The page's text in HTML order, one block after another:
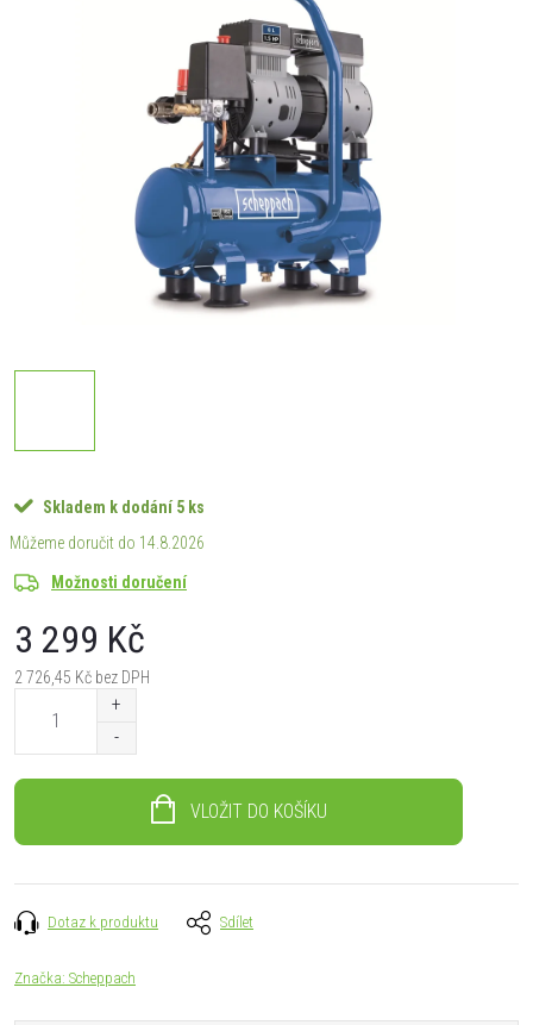
Skladem k dodání 5 ks
14.8.2026
Možnosti doručení
3 299 Kč
2 726,45 Kč bez DPH
VLOŽIT DO KOŠÍKU
Dotaz k produktu Sdílet
Značka: Scheppach